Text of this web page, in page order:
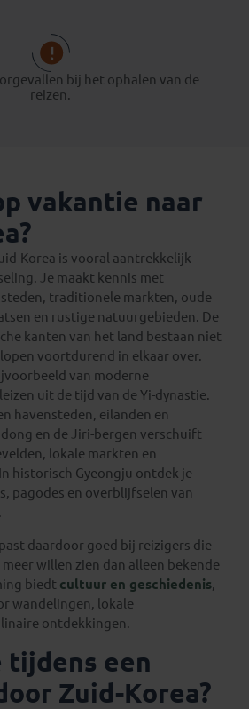
bij het ophalen van de
reizen.
vakantie naar
Korea is vooral aantrekkelijk
Je maakt kennis met
traditionele markten, oude
en rustige natuurgebieden. De
kanten van het land bestaan niet
lopen voortdurend in elkaar over.
van moderne
uit de tijd van de Yi-dynastie.
havensteden, eilanden en
en de Jiri-bergen verschuift
lokale markten en
historisch Gyeongju ontdek je
pagodes en overblijfselen van
daardoor goed bij reizigers die
willen zien dan alleen bekende
biedt cultuur en geschiedenis,
wandelingen, lokale
ontdekkingen.
tijdens een
Zuid-Korea?